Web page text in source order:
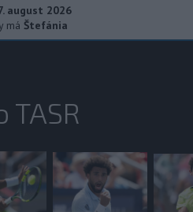
august 2026
má Štefánia
TASR